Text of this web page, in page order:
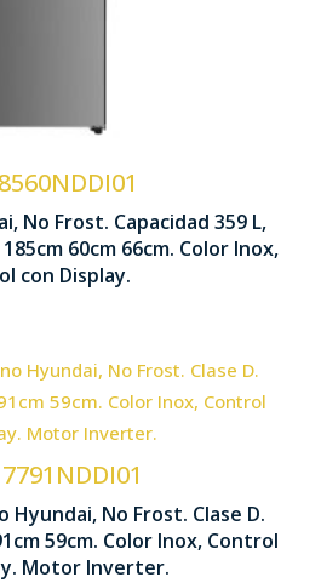
No Frost. Capacidad 359 L,
60cm 66cm. Color Inox,
con Display.
mm
Hyundai, No Frost. Clase D.
59cm. Color Inox, Control
Motor Inverter.
Frost
LED táctil 1770 x